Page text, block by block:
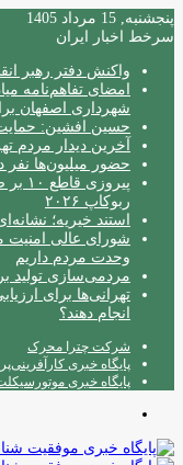
پنجشنبه, 15 مرداد 1405
سرخط اخبار ایران
واکنش دفتر رهبر
امضای تفاهم‌نامه
شهرداری اصفهان
حسین افشین:
آخرین دیدار مردم
حضور میلیون‌ها نفر
ربوکاپ ۲۰۲۶
استند خیریه؛
شورای عالی امنیت
وحدت مردم داریم
مردمی‌سازی تولید
تهرانی‌ها برای
انجام دهند؟
شرکت چترا محرک
پایگاه خبری
پایگاه خبری